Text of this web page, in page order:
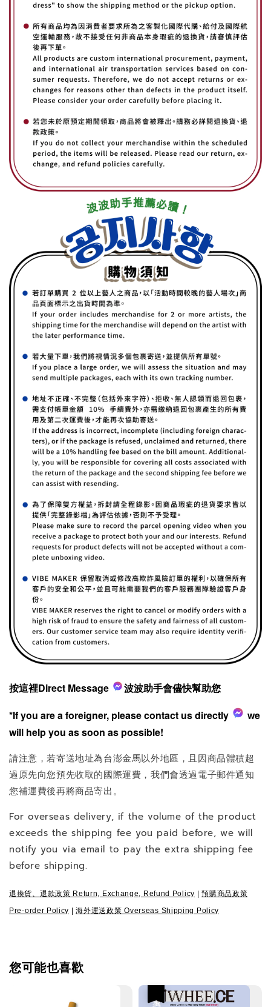
按這裡Direct Message
波波助手會儘快幫助您
*If you are a foreigner, please contact us directly
we
will help you as soon as possible!
請注意，若寄送地址為台澎金馬以外地區，且因商品體積超
過原先向您預先收取的國際運費，我們會透過電子郵件通知
您補運費後再將商品寄出。
For overseas delivery, if the volume of the product
exceeds the shipping fee you paid before, we will
notify you via email to pay the extra shipping fee
before shipping.
退換貨、退款政策 Return, Exchange, Refund Policy |預購商品政策
Pre-order Policy |海外運送政策 Overseas Shipping Policy
您可能也喜歡